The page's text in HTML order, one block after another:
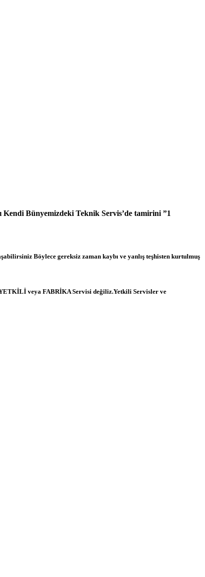
Bünyemizdeki Teknik Servis’de tamirini ”1
Böylece gereksiz zaman kaybı ve yanlış teşhisten kurtulmuş
veya FABRİKA Servisi değiliz.Yetkili Servisler ve